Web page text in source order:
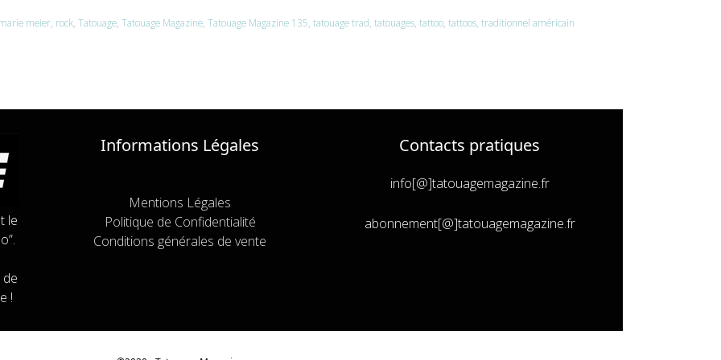
marie meier rock ,Tatouage ,Tatouage Magazine ,Tatouage Magazine 135 ,tatouage trad ,tatouages ,tattoo ,tattoos ,traditionnel américain
le
!
Informations Légales
Mentions Légales
Politique de Confidentialité
Conditions générales de vente
Contacts pratiques
info[@]tatouagemagazine.fr
abonnement[@]tatouagemagazine.fr